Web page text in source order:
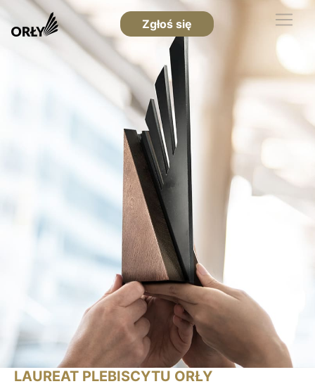
Zgłoś się
LAUREAT PLEBISCYTU ORŁY